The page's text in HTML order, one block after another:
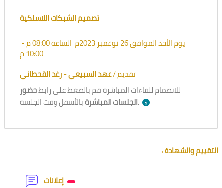
تصميم الشبكات اللاسلكية
10:00 م
تقديم /عهد السبيعي - رغد القحطاني
للانضمام للقاءات المباشرة قم بالضغط على رابطحضور
الجلسات المباشرةبالأسفل وقت الجلسة.
→التقييم والشهادة
Forum